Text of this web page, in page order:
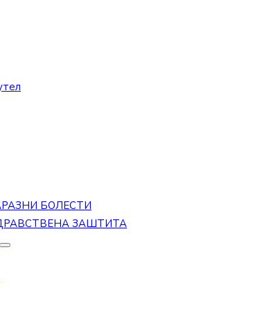
БОЛЕСТИ
ЗАШТИТА